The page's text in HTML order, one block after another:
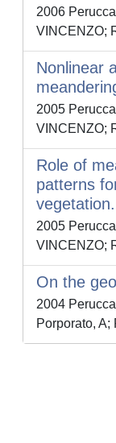
2006
VINCENZO;
Nonlinear
2005
VINCENZO;
Role of
patterns
vegetation.
2005
VINCENZO;
On the
2004
Porporato, A;